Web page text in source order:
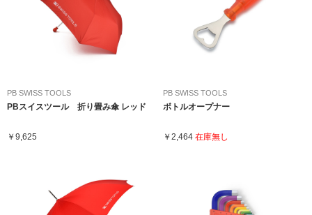
PB SWISS TOOLS
PBスイスツール 折り畳み傘 レッド
￥9,625
PB SWISS TOOLS
ボトルオープナー
￥2,464 在庫無し